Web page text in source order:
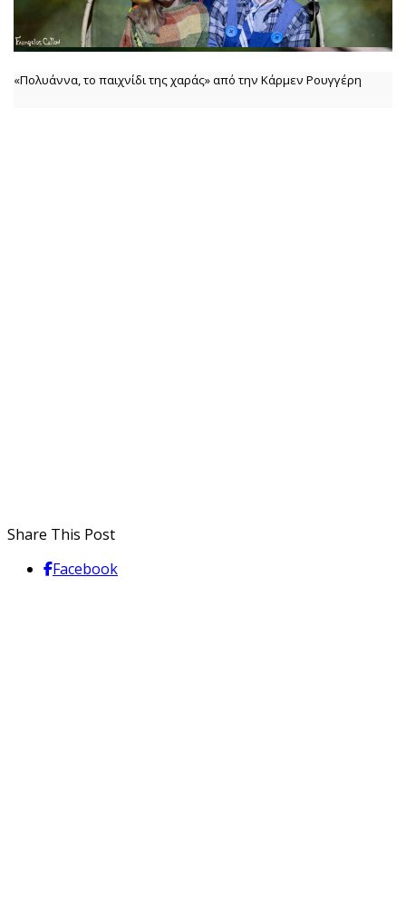
«Πολυάννα, το παιχνίδι της χαράς» από την Κάρμεν Ρουγγέρη
Share This Post
Facebook